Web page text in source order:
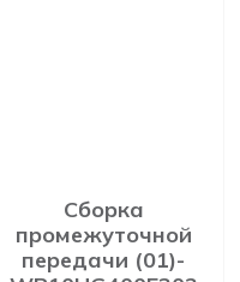
Сборка
промежуточной
передачи (01)-